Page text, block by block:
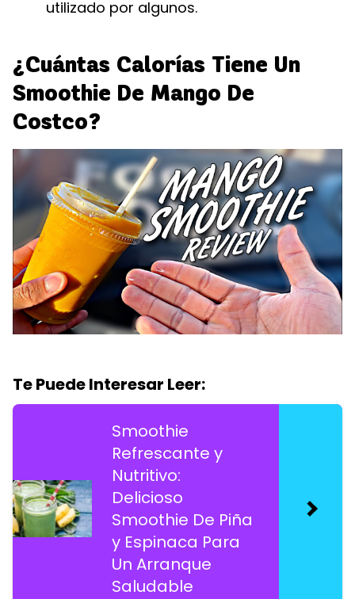
utilizado por algunos.
¿Cuántas Calorías Tiene Un
Smoothie De Mango De
Costco?
Te Puede Interesar Leer:
Smoothie
Refrescante y
Nutritivo:
Delicioso
Smoothie De Piña
y Espinaca Para
Un Arranque
Saludable